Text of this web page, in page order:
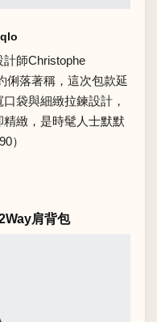
師Christophe
俐落著稱，這次包款延
袋與細緻拉鍊設計，
緻，是時髦人士默默
）
肩背包